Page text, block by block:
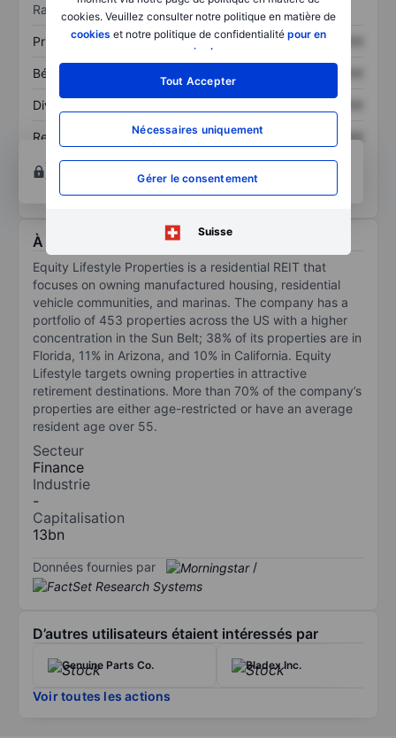
cookies. Veuillez consulter notre politique en matière de
cookies et notre politique de confidentialité pour en
savoir plus
Tout Accepter
Nécessaires uniquement
Gérer le consentement
Suisse
Ratios
Prix / ventes XXXXXXX XXXXXXX
Bénéfice par action
Dividende par action
Rendement des
XXXXXXX
XXXXXXX
Ouvrir un comptepour accéder à d’autres outils
techniques et d’analyse.
À propos Equity Lifestyle Properties Inc.
Equity Lifestyle Properties is a residential REIT that
focuses on owning manufactured housing, residential
vehicle communities, and marinas. The company has a
portfolio of 453 properties across the US with a higher
concentration in the Sun Belt; 38% of its properties are in
Florida, 11% in Arizona, and 10% in California. Equity
Lifestyle targets owning properties in attractive
retirement destinations. More than 70% of the company’s
properties are either age-restricted or have an average
resident age over 55.
Secteur
Finance
Industrie
-
Capitalisation
13bn
Données fournies par /
D’autres utilisateurs étaient intéressés par
Genuine Parts Co. Bladex Inc.
Voir toutes les actions